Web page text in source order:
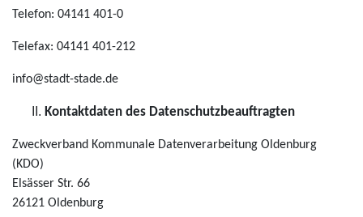
Telefon: 04141 401-0
Telefax: 04141 401-212
info@stadt-stade.de
Kontaktdaten des Datenschutzbeauftragten
Zweckverband Kommunale Datenverarbeitung Oldenburg
(KDO)
Elsässer Str. 66
26121 Oldenburg